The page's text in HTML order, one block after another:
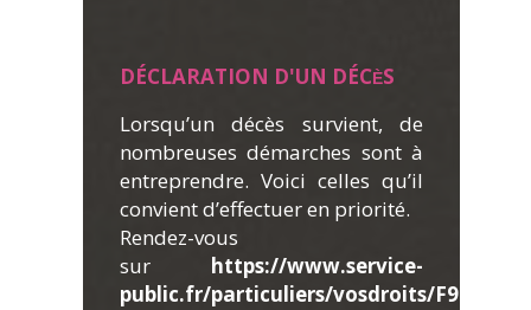
DÉCLARATION D'UN DÉCÈS
Lorsqu’un décès survient, de
nombreuses démarches sont à
entreprendre. Voici celles qu’il
convient d’effectuer en priorité.
Rendez-vous
sur https://www.service-
public.fr/particuliers/vosdroits/F909